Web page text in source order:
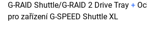
G-RAID Shuttle/G-RAID 2 Drive Tray +
pro zařízení G-SPEED Shuttle XL